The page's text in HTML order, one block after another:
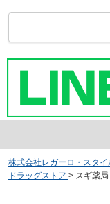
株式会社レガーロ・スタイ
ドラッグストア > スギ薬局